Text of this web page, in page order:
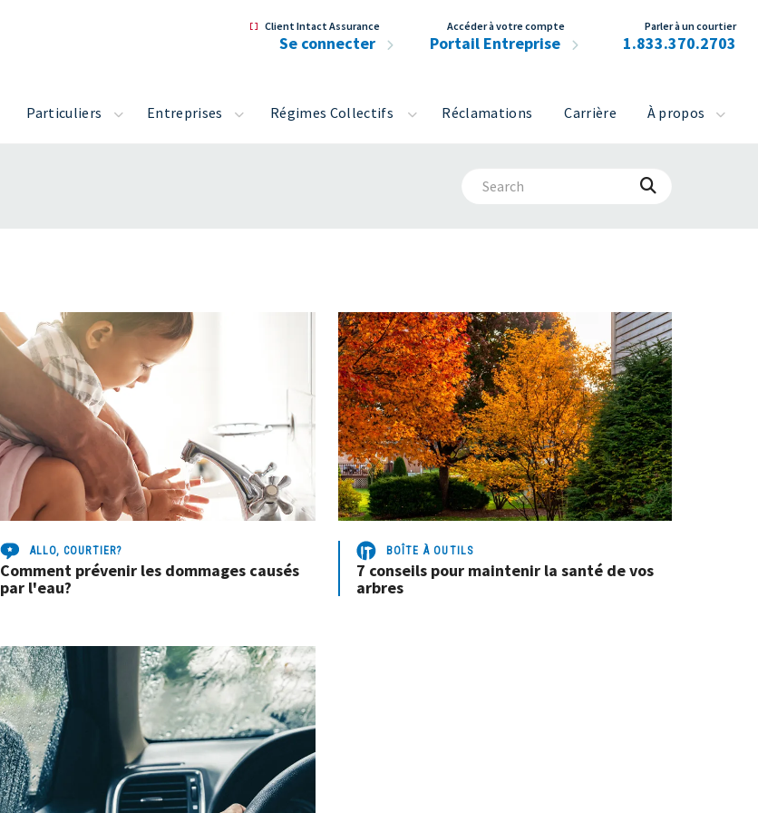
Particuliers Entreprises Régimes Collectifs Réclamations Carrière À propos
Client Intact Assurance
Se connecter
Accéder à votre compte
Portail Entreprise
Parler à un courtier
1.833.370.2703
Lancer
ALLO, COURTIER?
Comment prévenir les dommages causés
par l'eau?
BOÎTE À OUTILS
7 conseils pour maintenir la santé de vos
arbres